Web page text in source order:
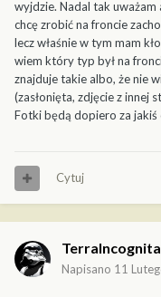
wyjdzie. Nadal tak
chcę zrobić na froncie
lecz właśnie w tym mam
wiem który typ był na
znajduje takie albo, że nie
(zasłonięta, zdjęcie z innej
Fotki będą dopiero za jakiś
Cytuj
TerraIncognita
Napisano 11